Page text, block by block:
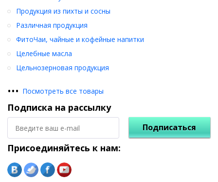
Продукция из пихты и сосны
Различная продукция
ФитоЧаи, чайные и кофейные напитки
Целебные масла
Цельнозерновая продукция
••• Посмотреть все товары
Подписка на рассылку
Подписаться
Присоединяйтесь к нам: